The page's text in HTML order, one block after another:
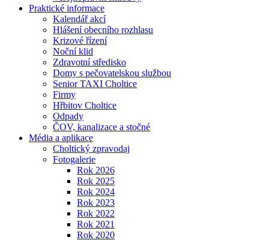
Praktické informace
Kalendář akcí
Hlášení obecního rozhlasu
Krizové řízení
Noční klid
Zdravotní středisko
Domy s pečovatelskou službou
Senior TAXI Choltice
Firmy
Hřbitov Choltice
Odpady
ČOV, kanalizace a stočné
Média a aplikace
Choltický zpravodaj
Fotogalerie
Rok 2026
Rok 2025
Rok 2024
Rok 2023
Rok 2022
Rok 2021
Rok 2020